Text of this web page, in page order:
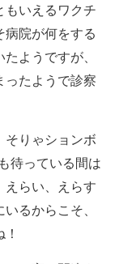
いえるワクチ
院が何をする
ようですが、
ったようで診察
りゃションボ
待っている間は
えらい、えらす
るからこそ、